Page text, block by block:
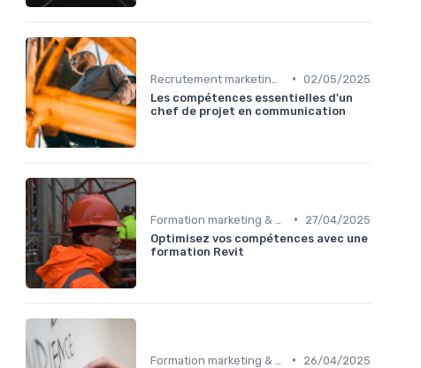
• 02/05/2025
Les compétences essentielles d'un
chef de projet en communication
•
27/04/2025
Optimisez vos compétences avec une
formation Revit
• 26/04/2025